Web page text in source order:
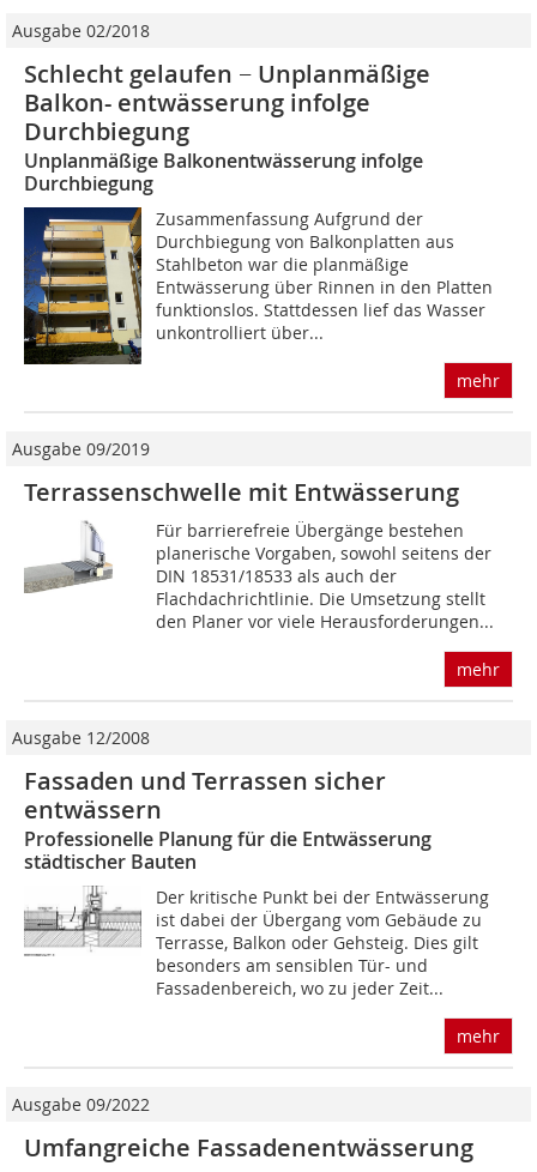
Ausgabe 02/2018
Schlecht gelaufen − Unplanmäßige
Balkon- entwässerung infolge
Durchbiegung
Unplanmäßige Balkonentwässerung infolge
Durchbiegung
Zusammenfassung Aufgrund der
Durchbiegung von Balkonplatten aus
Stahlbeton war die planmäßige
Entwässerung über Rinnen in den Platten
funktionslos. Stattdessen lief das Wasser
unkontrolliert über...
mehr
Ausgabe 09/2019
Terrassenschwelle mit Entwässerung
Für barrierefreie Übergänge bestehen
planerische Vorgaben, sowohl seitens der
DIN 18531/18533 als auch der
Flachdachrichtlinie. Die Umsetzung stellt
den Planer vor viele Herausforderungen...
mehr
Ausgabe 12/2008
Fassaden und Terrassen sicher
entwässern
Professionelle Planung für die Entwässerung
städtischer Bauten
Der kritische Punkt bei der Entwässerung
ist dabei der Übergang vom Gebäude zu
Terrasse, Balkon oder Gehsteig. Dies gilt
besonders am sensiblen Tür- und
Fassadenbereich, wo zu jeder Zeit...
mehr
Ausgabe 09/2022
Umfangreiche Fassadenentwässerung